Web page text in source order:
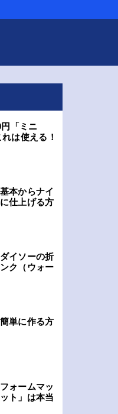
「ミニ
は使える！
本からナイ
仕上げる方
イソーの折
ク（ウォー
単に作る方
ォームマッ
ト」は本当